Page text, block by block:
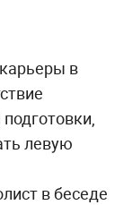
в
левую
в беседе